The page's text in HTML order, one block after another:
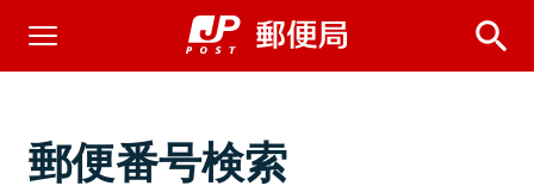
郵便番号検索